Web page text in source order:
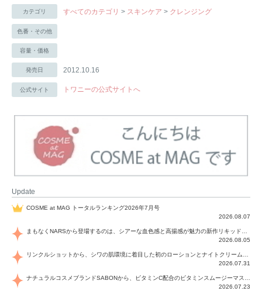
カテゴリ すべてのカテゴリ > スキンケア > クレンジング
色番・その他
容量・価格
発売日 2012.10.16
公式サイト トワニーの公式サイトへ
Update
COSME at MAG トータルランキング2026年7月号
2026.08.07
2026.08.05
2026.07.31
2026.07.23